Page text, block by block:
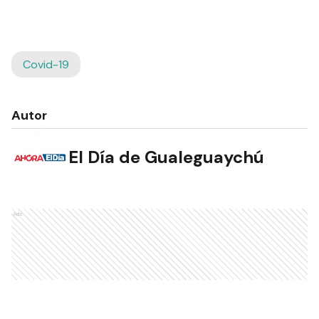
Covid-19
Autor
El Día de Gualeguaychú
Ads